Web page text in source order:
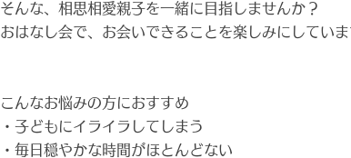
そんな、相思相愛親子を一緒に目指しませんか？
おはなし会で、お会いできることを楽しみにしていま
こんなお悩みの方におすすめ
・子どもにイライラしてしまう
・毎日穏やかな時間がほとんどない